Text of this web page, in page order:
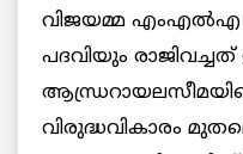
വിജയമ്മ എംഎല്‍എ
പദവിയും രാജിവച്ചത്
വിരുദ്ധവികാരം